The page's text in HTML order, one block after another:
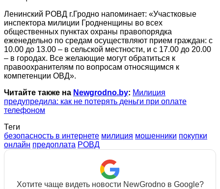
Ленинский РОВД г.Гродно напоминает: «Участковые
инспектора милиции Гродненщины во всех
общественных пунктах охраны правопорядка
еженедельно по средам осуществляют прием граждан: с
10.00 до 13.00 – в сельской местности, и с 17.00 до 20.00
– в городах. Все желающие могут обратиться к
правоохранителям по вопросам относящимся к
компетенции ОВД».
Читайте также на Newgrodno.by: Милиция
предупредила: как не потерять деньги при оплате
телефоном
Теги
безопасность в интернете милиция мошенники покупки
онлайн предоплата РОВД
Хотите чаще видеть новости NewGrodno в Google?